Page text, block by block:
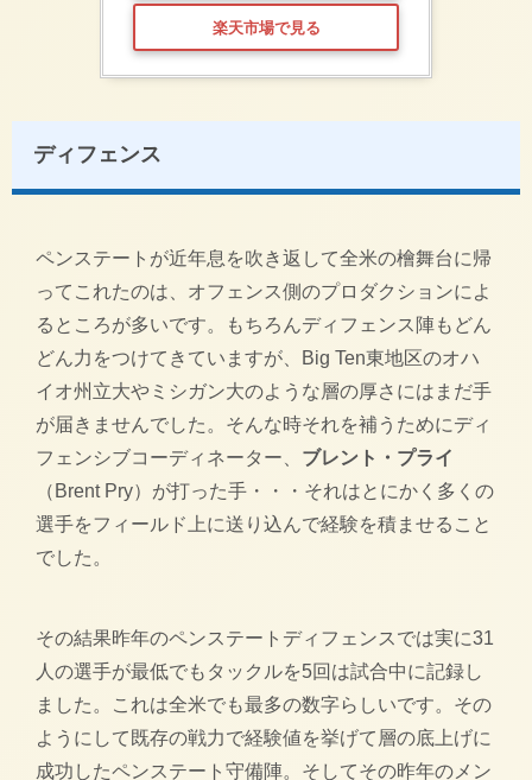
楽天市場で見る
ディフェンス
ペンステートが近年息を吹き返して全米の檜舞台に帰
ってこれたのは、オフェンス側のプロダクションによ
るところが多いです。もちろんディフェンス陣もどん
どん力をつけてきていますが、Big Ten東地区のオハ
イオ州立大やミシガン大のような層の厚さにはまだ手
が届きませんでした。そんな時それを補うためにディ
フェンシブコーディネーター、 ブレント・プライ
（Brent Pry）が打った手・・・それはとにかく多くの
選手をフィールド上に送り込んで経験を積ませること
でした。
その結果昨年のペンステートディフェンスでは実に31
人の選手が最低でもタックルを5回は試合中に記録し
ました。これは全米でも最多の数字らしいです。その
ようにして既存の戦力で経験値を挙げて層の底上げに
成功したペンステート守備陣。そしてその昨年のメン